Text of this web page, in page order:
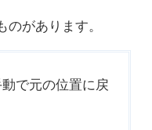
があります。
で元の位置に戻